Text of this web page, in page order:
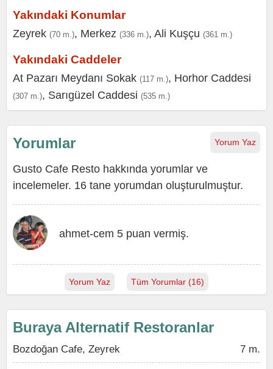
Yakındaki Konumlar
Zeyrek (70 m.), Merkez (336 m.), Ali Kuşçu (361 m.)
Yakındaki Caddeler
At Pazarı Meydanı Sokak (117 m.), Horhor Caddesi
(307 m.), Sarıgüzel Caddesi (535 m.)
Yorum Yaz
Yorumlar
Gusto Cafe Resto hakkında yorumlar ve
incelemeler. 16 tane yorumdan oluşturulmuştur.
ahmet-cem 5 puan vermiş.
Yorum Yaz Tüm Yorumlar (16)
Buraya Alternatif Restoranlar
Bozdoğan Cafe, Zeyrek 7 m.